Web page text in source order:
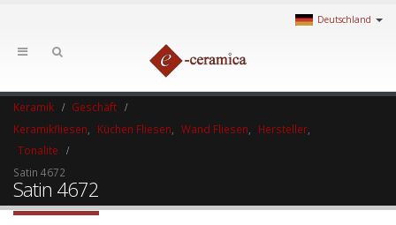
Deutschland
Keramik
Geschäft
Keramikfliesen
Küchen Fliesen Wand Fliesen Hersteller
Tonalite
Satin 4672
Satin 4672